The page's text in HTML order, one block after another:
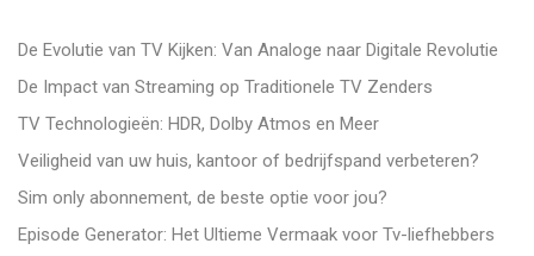
De Evolutie van TV Kijken: Van Analoge naar Digitale Revolutie
De Impact van Streaming op Traditionele TV Zenders
TV Technologieën: HDR, Dolby Atmos en Meer
Veiligheid van uw huis, kantoor of bedrijfspand verbeteren?
Sim only abonnement, de beste optie voor jou?
Episode Generator: Het Ultieme Vermaak voor Tv-liefhebbers